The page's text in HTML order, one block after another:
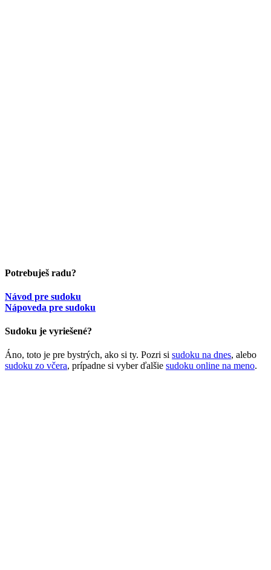
Potrebuješ radu?
Návod pre sudoku
Nápoveda pre sudoku
Sudoku je vyriešené?
Áno, toto je pre bystrých, ako si ty. Pozri si sudoku na dnes, alebo
sudoku zo včera, prípadne si vyber ďalšie sudoku online na meno.